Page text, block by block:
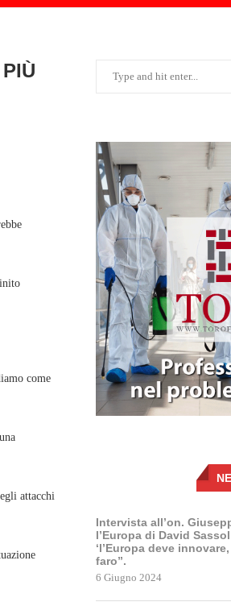
come
attacchi
Intervista all’on.
l’Europa di David
‘l’Europa deve
faro”.
6 Giugno 2024